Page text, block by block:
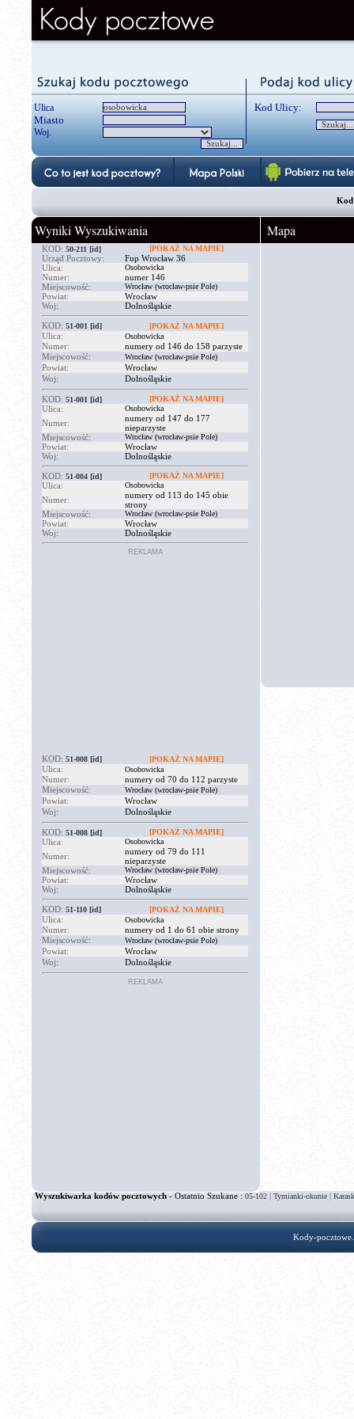
Ulica
Miasto
Woj.
Kod Ulicy:
Kod
Wyniki Wyszukiwania
KOD: 50-211 [id] [POKAŻ NA MAPIE]
Urząd Pocztowy:
Fup Wrocław 36
Ulica:
Osobowicka
Numer:
numer 146
Miejscowość:
Wrocław (wrocław-psie Pole)
Powiat:
Wrocław
Woj:
Dolnośląskie
KOD: 51-001 [id] [POKAŻ NA MAPIE]
Ulica: Osobowicka
Numer:
numery od 146 do 158 parzyste
Miejscowość:
Wrocław (wrocław-psie Pole)
Powiat:
Wrocław
Woj:
Dolnośląskie
KOD: 51-001 [id] [POKAŻ NA MAPIE]
Ulica: Osobowicka
Numer:
numery od 147 do 177
nieparzyste
Miejscowość:
Wrocław (wrocław-psie Pole)
Powiat:
Wrocław
Woj:
Dolnośląskie
KOD: 51-004 [id] [POKAŻ NA MAPIE]
Ulica: Osobowicka
Numer:
numery od 113 do 145 obie
strony
Miejscowość:
Wrocław (wrocław-psie Pole)
Powiat:
Wrocław
Woj:
Dolnośląskie
REKLAMA
KOD: 51-008 [id] [POKAŻ NA MAPIE]
Ulica: Osobowicka
Numer:
numery od 70 do 112 parzyste
Miejscowość:
Wrocław (wrocław-psie Pole)
Powiat:
Wrocław
Woj:
Dolnośląskie
KOD: 51-008 [id] [POKAŻ NA MAPIE]
Ulica: Osobowicka
Numer:
numery od 79 do 111
nieparzyste
Miejscowość:
Wrocław (wrocław-psie Pole)
Powiat:
Wrocław
Woj:
Dolnośląskie
KOD: 51-110 [id] [POKAŻ NA MAPIE]
Ulica: Osobowicka
Numer:
numery od 1 do 61 obie strony
Miejscowość:
Wrocław (wrocław-psie Pole)
Powiat:
Wrocław
Woj:
Dolnośląskie
REKLAMA
Mapa
Wyszukiwarka kodów pocztowych- Ostatnio Szukane :05-102 | Tymianki-okunie |
Kody-